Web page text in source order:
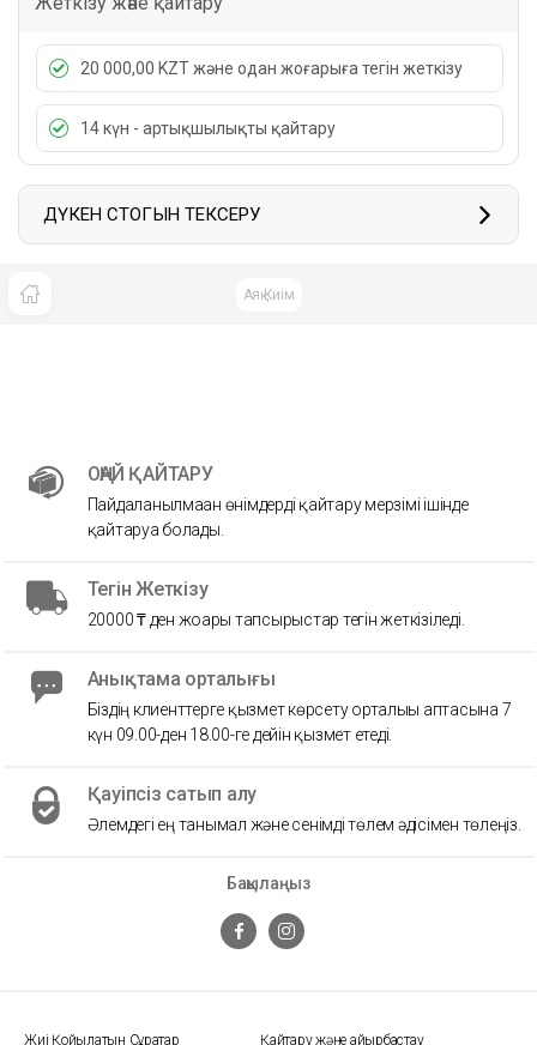
20 000,00 KZT және одан жоғарыға тегін жеткізу
14 күн - артықшылықты қайтару
ДҮКЕН СТОГЫН ТЕКСЕРУ
Аяқ Киім
Жиі Қойылатын Сұрақтар Қайтару және айырбастау
Бақылаңыз
ОҢАЙ ҚАЙТАРУ
Пайдаланылмаған өнімдерді қайтару мерзімі ішінде
қайтаруға болады.
Тегін Жеткізу
20000 ₸ ден жоғары тапсырыстар тегін жеткізіледі.
Анықтама орталығы
Біздің клиенттерге қызмет көрсету орталығы аптасына 7
күн 09.00-ден 18.00-ге дейін қызмет етеді.
Қауіпсіз сатып алу
Әлемдегі ең танымал және сенімді төлем әдісімен төлеңіз.